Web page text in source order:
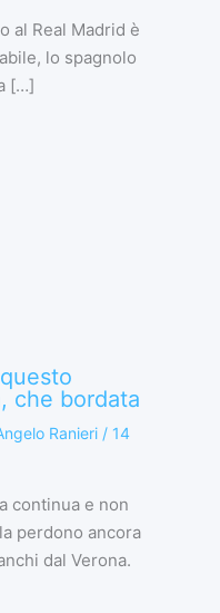
al Real Madrid è
lo spagnolo
[…]
che bordata
Ranieri / 14
continua e non
perdono ancora
dal Verona.